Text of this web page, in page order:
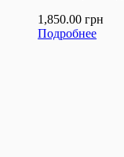
1,850.00 грн
Подробнее